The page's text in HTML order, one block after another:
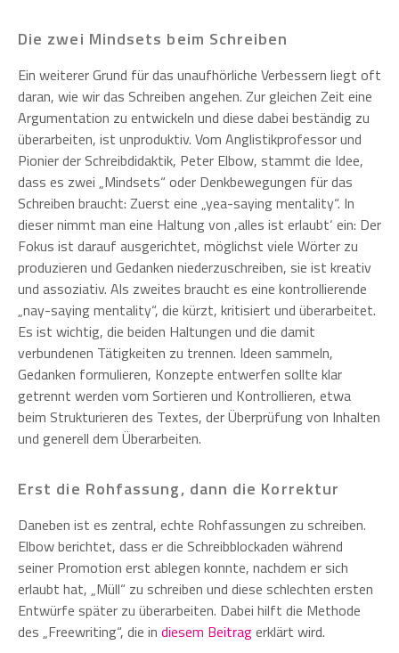
Die zwei Mindsets beim Schreiben
Ein weiterer Grund für das unaufhörliche Verbessern liegt oft
daran, wie wir das Schreiben angehen. Zur gleichen Zeit eine
Argumentation zu entwickeln und diese dabei beständig zu
überarbeiten, ist unproduktiv. Vom Anglistikprofessor und
Pionier der Schreibdidaktik, Peter Elbow, stammt die Idee,
dass es zwei „Mindsets“ oder Denkbewegungen für das
Schreiben braucht: Zuerst eine „yea-saying mentality“. In
dieser nimmt man eine Haltung von ,alles ist erlaubt‘ ein: Der
Fokus ist darauf ausgerichtet, möglichst viele Wörter zu
produzieren und Gedanken niederzuschreiben, sie ist kreativ
und assoziativ. Als zweites braucht es eine kontrollierende
„nay-saying mentality“, die kürzt, kritisiert und überarbeitet.
Es ist wichtig, die beiden Haltungen und die damit
verbundenen Tätigkeiten zu trennen. Ideen sammeln,
Gedanken formulieren, Konzepte entwerfen sollte klar
getrennt werden vom Sortieren und Kontrollieren, etwa
beim Strukturieren des Textes, der Überprüfung von Inhalten
und generell dem Überarbeiten.
Erst die Rohfassung, dann die Korrektur
Daneben ist es zentral, echte Rohfassungen zu schreiben.
Elbow berichtet, dass er die Schreibblockaden während
seiner Promotion erst ablegen konnte, nachdem er sich
erlaubt hat, „Müll“ zu schreiben und diese schlechten ersten
Entwürfe später zu überarbeiten. Dabei hilft die Methode
des „Freewriting“, die in diesem Beitragerklärt wird.